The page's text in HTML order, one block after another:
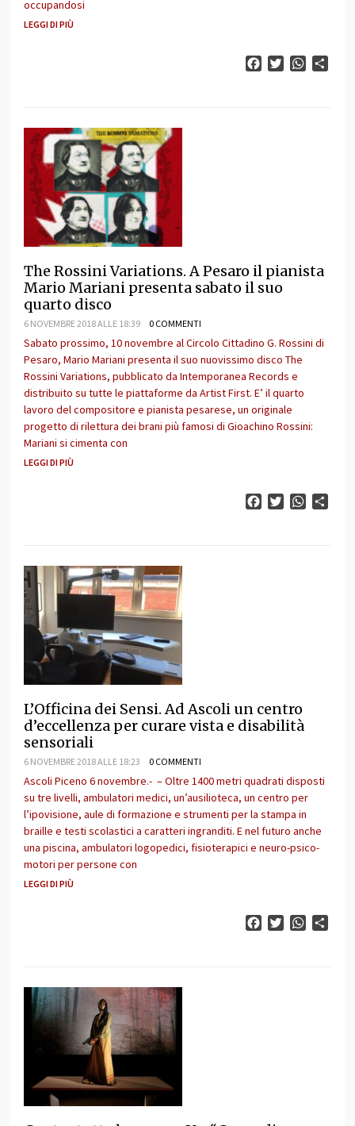
occupandosi
LEGGI DI PIÙ
FacebookTwitter
The Rossini Variations. A Pesaro il pianista
Mario Mariani presenta sabato il suo
quarto disco
6 NOVEMBRE 2018 ALLE 18:39 0 COMMENTI
Sabato prossimo, 10 novembre al Circolo Cittadino G. Rossini di
Pesaro, Mario Mariani presenta il suo nuovissimo disco The
Rossini Variations, pubblicato da Intemporanea Records e
distribuito su tutte le piattaforme da Artist First. E’ il quarto
lavoro del compositore e pianista pesarese, un originale
progetto di rilettura dei brani più famosi di Gioachino Rossini:
Mariani si cimenta con
LEGGI DI PIÙ
FacebookTwitter
L’Officina dei Sensi. Ad Ascoli un centro
d’eccellenza per curare vista e disabilità
sensoriali
6 NOVEMBRE 2018 ALLE 18:23 0 COMMENTI
Ascoli Piceno 6 novembre.- – Oltre 1400 metri quadrati disposti
su tre livelli, ambulatori medici, un’ausilioteca, un centro per
l’ipovisione, aule di formazione e strumenti per la stampa in
braille e testi scolastici a caratteri ingranditi. E nel futuro anche
una piscina, ambulatori logopedici, fisioterapici e neuro-psico-
motori per persone con
LEGGI DI PIÙ
FacebookTwitter